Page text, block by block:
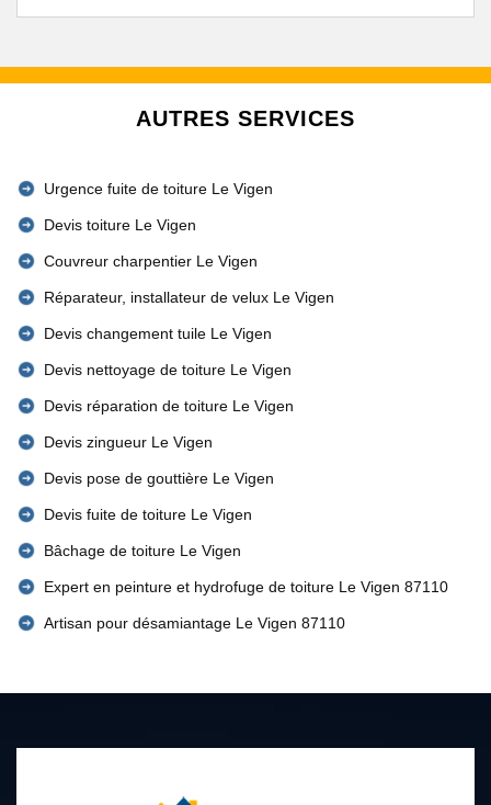
AUTRES SERVICES
Urgence fuite de toiture Le Vigen
Devis toiture Le Vigen
Couvreur charpentier Le Vigen
Réparateur, installateur de velux Le Vigen
Devis changement tuile Le Vigen
Devis nettoyage de toiture Le Vigen
Devis réparation de toiture Le Vigen
Devis zingueur Le Vigen
Devis pose de gouttière Le Vigen
Devis fuite de toiture Le Vigen
Bâchage de toiture Le Vigen
Expert en peinture et hydrofuge de toiture Le Vigen 87110
Artisan pour désamiantage Le Vigen 87110